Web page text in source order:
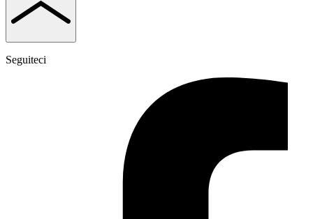
Seguiteci